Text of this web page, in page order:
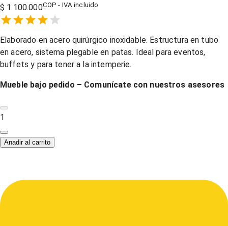
$ 1.100.000COP - IVA incluido
1 Star,
2 Stars,
3 Stars,
4 Stars,
5 Stars,
Elaborado en acero quirúrgico inoxidable. Estructura en tubo
en acero, sistema plegable en patas. Ideal para eventos,
buffets y para tener a la intemperie.
Mueble bajo pedido – Comunícate con nuestros asesores
1
Anadir al carrito